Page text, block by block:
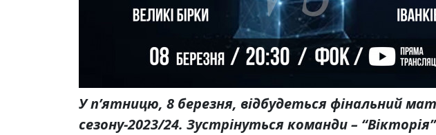
У п’ятницю, 8 березня, відбудеться фінальний
сезону-2023/24. Зустрінуться команди –